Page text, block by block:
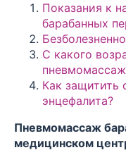
Показания к
барабанных
С какого
Как защитить
энцефалита?
Пневмомассаж
медицинском